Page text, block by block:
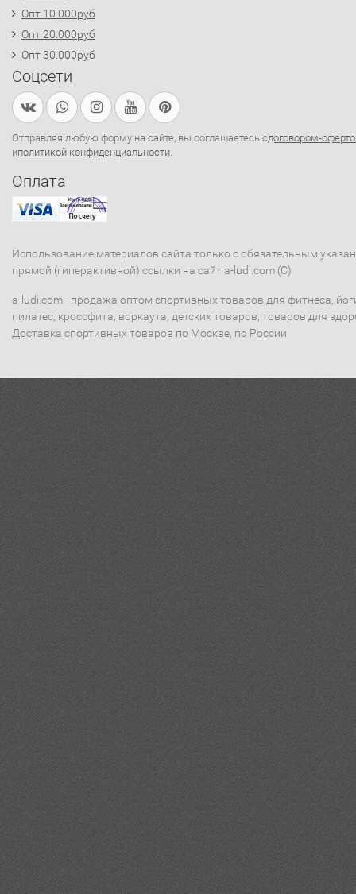
Опт 10.000руб
Опт 20.000руб
Опт 30.000руб
Соцсети
Отправляя любую форму на сайте, вы соглашаетесь сдоговором-
иполитикой конфиденциальности.
Оплата
Использование материалов сайта только с обязательным
прямой (гиперактивной) ссылки на сайт a-ludi.com (C)
a-ludi.com - продажа оптом спортивных товаров для фитнеса,
пилатес, кроссфита, воркаута, детских товаров, товаров для
Доставка спортивных товаров по Москве, по России